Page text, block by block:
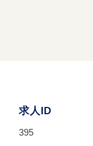
求人ID
395